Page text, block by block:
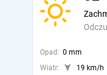
Opad: 0 mm
Wiatr:
19 km/h